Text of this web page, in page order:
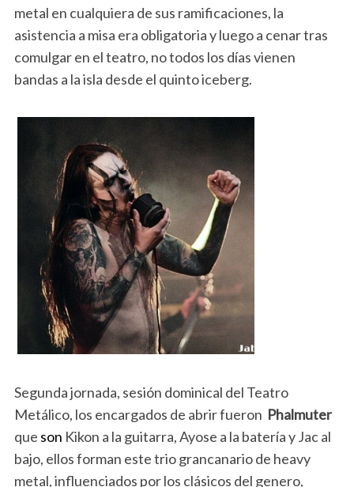
metal en cualquiera de sus ramificaciones, la
asistencia a misa era obligatoria y luego a cenar tras
comulgar en el teatro, no todos los días vienen
bandas a la isla desde el quinto iceberg.
Segunda jornada, sesión dominical del Teatro
Metálico, los encargados de abrir fueron Phalmuter
que son Kikon a la guitarra, Ayose a la batería y Jac al
bajo, ellos forman este trio grancanario de heavy
metal, influenciados por los clásicos del genero,